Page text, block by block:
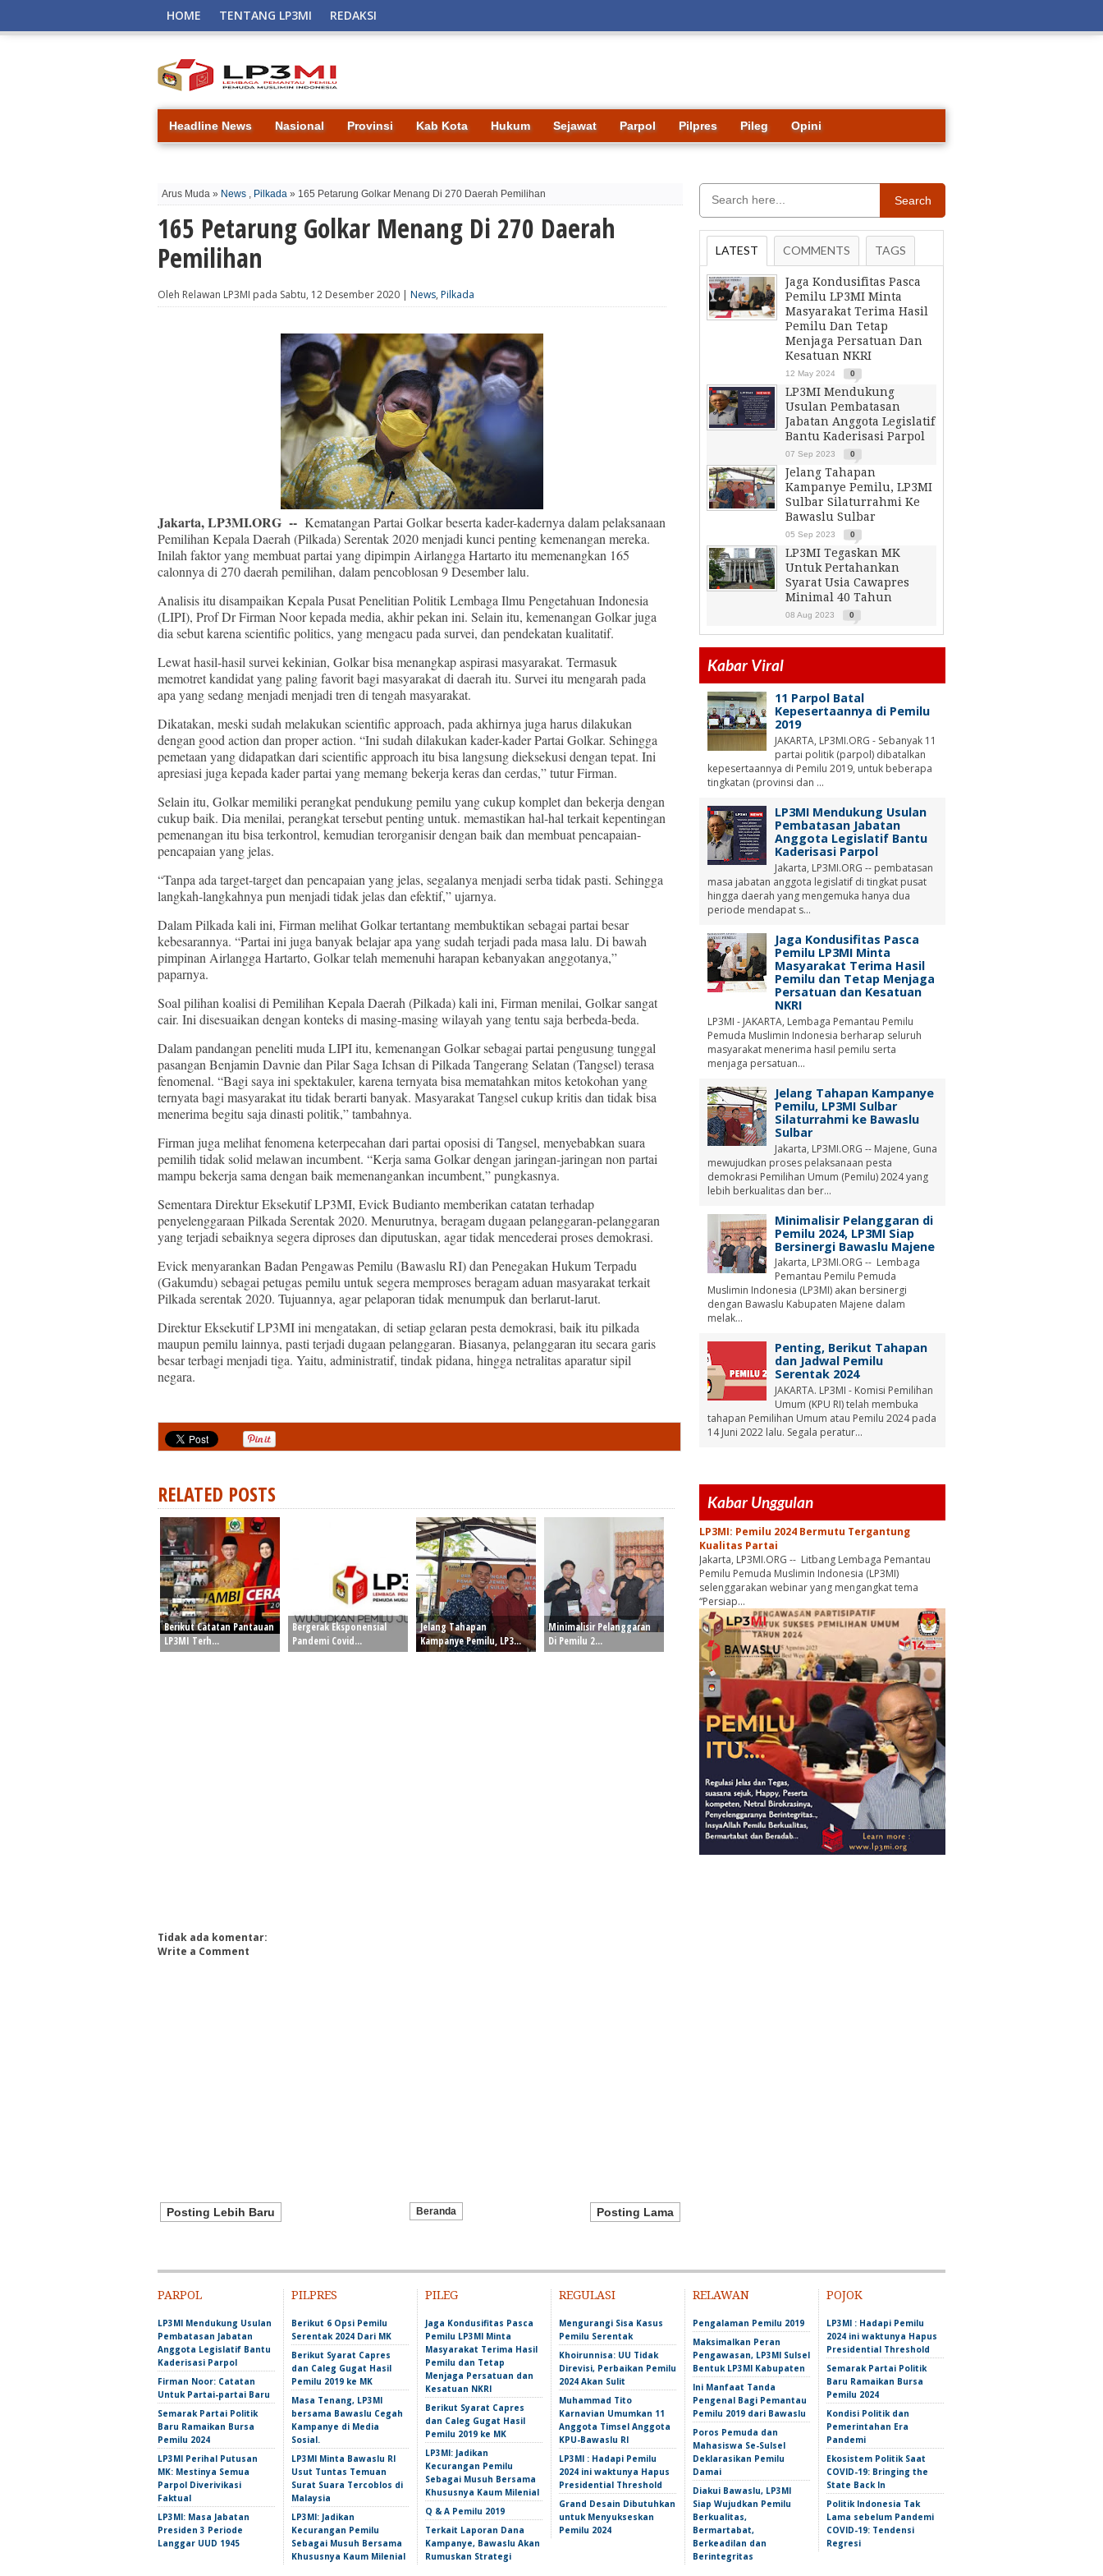
HOME TENTANG LP3MI REDAKSI
Headline News Nasional Provinsi Kab Kota Hukum Sejawat Parpol Pilpres Pileg Opini
Arus Muda » News , Pilkada » 165 Petarung Golkar Menang Di 270 Daerah Pemilihan
165 Petarung Golkar Menang Di 270 Daerah
Pemilihan
Oleh Relawan LP3MI pada Sabtu, 12 Desember 2020 | News, Pilkada
Jakarta, LP3MI.ORG -- Kematangan Partai Golkar beserta kader-kadernya dalam pelaksanaan
Pemilihan Kepala Daerah (Pilkada) Serentak 2020 menjadi kunci penting kemenangan mereka.
Inilah faktor yang membuat partai yang dipimpin Airlangga Hartarto itu memenangkan 165
calonnya di 270 daerah pemilihan, dalam pencoblosan 9 Desember lalu.
Analisis itu disampaikan Kepala Pusat Penelitian Politik Lembaga Ilmu Pengetahuan Indonesia
(LIPI), Prof Dr Firman Noor kepada media, akhir pekan ini. Selain itu, kemenangan Golkar juga
dia sebut karena scientific politics, yang mengacu pada survei, dan pendekatan kualitatif.
Lewat hasil-hasil survei kekinian, Golkar bisa menangkap aspirasi masyarakat. Termasuk
memotret kandidat yang paling favorit bagi masyarakat di daerah itu. Survei itu mengarah pada
apa yang sedang menjadi menjadi tren di tengah masyarakat.
Dikatakan, meski sudah melakukan scientific approach, pada akhirnya juga harus dilakukan
dengan good action dan proper action. “Ini sudah dilakukan kader-kader Partai Golkar. Sehingga
pemetaan yang didapatkan dari scientific approach itu bisa langsung dieksekusi dengan tepat. Ini
apresiasi juga kepada kader partai yang memang bekerja keras dan cerdas,” tutur Firman.
Selain itu, Golkar memiliki perangkat pendukung pemilu yang cukup komplet dan bekerja dengan
cukup baik. Dia menilai, perangkat tersebut penting untuk. memastikan hal-hal terkait kepentingan
pemenangan itu bisa terkontrol, kemudian terorganisir dengan baik dan membuat pencapaian-
pencapaian yang jelas.
“Tanpa ada target-target dan pencapaian yang jelas, segalanya menjadi serba tidak pasti. Sehingga
langkah-langkahnya pun menjadi tidak jelas dan efektif,” ujarnya.
Dalam Pilkada kali ini, Firman melihat Golkar tertantang membuktikan sebagai partai besar
kebesarannya. “Partai ini juga banyak belajar apa yang sudah terjadi pada masa lalu. Di bawah
pimpinan Airlangga Hartarto, Golkar telah memenuhi harapan kebanyakan anggotanya,”
paparnya.
Soal pilihan koalisi di Pemilihan Kepala Daerah (Pilkada) kali ini, Firman menilai, Golkar sangat
cair. Ini disesuaikan dengan konteks di masing-masing wilayah yang tentu saja berbeda-beda.
Dalam pandangan peneliti muda LIPI itu, kemenangan Golkar sebagai partai pengusung tunggal
pasangan Benjamin Davnie dan Pilar Saga Ichsan di Pilkada Tangerang Selatan (Tangsel) terasa
fenomenal. “Bagi saya ini spektakuler, karena ternyata bisa mematahkan mitos ketokohan yang
ternyata bagi masyarakat itu tidak berarti banyak. Masyarakat Tangsel cukup kritis dan tidak bisa
menerima begitu saja dinasti politik,” tambahnya.
Firman juga melihat fenomena keterpecahan dari partai oposisi di Tangsel, menyebabkan suara
pemilih tidak solid melawan incumbent. “Kerja sama Golkar dengan jaringan-jaringan non partai
mampu bekerja sama dengan baik memenangankan incumbent,” pungkasnya.
Sementara Direktur Eksekutif LP3MI, Evick Budianto memberikan catatan terhadap
penyelenggaraan Pilkada Serentak 2020. Menurutnya, beragam dugaan pelanggaran-pelanggaran
yang terjadi sebaiknya segera diproses dan diputuskan, agar tidak mencederai proses demokrasi.
Evick menyarankan Badan Pengawas Pemilu (Bawaslu RI) dan Penegakan Hukum Terpadu
(Gakumdu) sebagai petugas pemilu untuk segera memproses beragam aduan masyarakat terkait
Pilkada serentak 2020. Tujuannya, agar pelaporan tidak menumpuk dan berlarut-larut.
Direktur Eksekutif LP3MI ini mengatakan, di setiap gelaran pesta demokrasi, baik itu pilkada
maupun pemilu lainnya, pasti terjadi dugaan pelanggaran. Biasanya, pelanggaran itu secara garis
besar terbagi menjadi tiga. Yaitu, administratif, tindak pidana, hingga netralitas aparatur sipil
negara.
RELATED POSTS
Berikut Catatan Pantauan
LP3MI Terh...
Bergerak Eksponensial
Pandemi Covid...
Jelang Tahapan
Kampanye Pemilu, LP3...
Minimalisir Pelanggaran
Di Pemilu 2...
Tidak ada komentar:
Write a Comment
Posting Lebih Baru Posting Lama
Beranda
Search
LATEST COMMENTS TAGS
Jaga Kondusifitas Pasca
Pemilu LP3MI Minta
Masyarakat Terima Hasil
Pemilu Dan Tetap
Menjaga Persatuan Dan
Kesatuan NKRI
12 May 2024 0
LP3MI Mendukung
Usulan Pembatasan
Jabatan Anggota Legislatif
Bantu Kaderisasi Parpol
07 Sep 2023 0
Jelang Tahapan
Kampanye Pemilu, LP3MI
Sulbar Silaturrahmi Ke
Bawaslu Sulbar
05 Sep 2023 0
LP3MI Tegaskan MK
Untuk Pertahankan
Syarat Usia Cawapres
Minimal 40 Tahun
08 Aug 2023 0
Kabar Viral
11 Parpol Batal
Kepesertaannya di Pemilu
2019
JAKARTA, LP3MI.ORG - Sebanyak 11
partai politik (parpol) dibatalkan
kepesertaannya di Pemilu 2019, untuk beberapa
tingkatan (provinsi dan ...
LP3MI Mendukung Usulan
Pembatasan Jabatan
Anggota Legislatif Bantu
Kaderisasi Parpol
Jakarta, LP3MI.ORG -- pembatasan
masa jabatan anggota legislatif di tingkat pusat
hingga daerah yang mengemuka hanya dua
periode mendapat s...
Jaga Kondusifitas Pasca
Pemilu LP3MI Minta
Masyarakat Terima Hasil
Pemilu dan Tetap Menjaga
Persatuan dan Kesatuan
NKRI
LP3MI - JAKARTA, Lembaga Pemantau Pemilu
Pemuda Muslimin Indonesia berharap seluruh
masyarakat menerima hasil pemilu serta
menjaga persatuan...
Jelang Tahapan Kampanye
Pemilu, LP3MI Sulbar
Silaturrahmi ke Bawaslu
Sulbar
Jakarta, LP3MI.ORG -- Majene, Guna
mewujudkan proses pelaksanaan pesta
demokrasi Pemilihan Umum (Pemilu) 2024 yang
lebih berkualitas dan ber...
Minimalisir Pelanggaran di
Pemilu 2024, LP3MI Siap
Bersinergi Bawaslu Majene
Jakarta, LP3MI.ORG -- Lembaga
Pemantau Pemilu Pemuda
Muslimin Indonesia (LP3MI) akan bersinergi
dengan Bawaslu Kabupaten Majene dalam
melak...
Penting, Berikut Tahapan
dan Jadwal Pemilu
Serentak 2024
JAKARTA. LP3MI - Komisi Pemilihan
Umum (KPU RI) telah membuka
tahapan Pemilihan Umum atau Pemilu 2024 pada
14 Juni 2022 lalu. Segala peratur...
Kabar Unggulan
LP3MI: Pemilu 2024 Bermutu Tergantung
Kualitas Partai
Jakarta, LP3MI.ORG -- Litbang Lembaga Pemantau
Pemilu Pemuda Muslimin Indonesia (LP3MI)
selenggarakan webinar yang mengangkat tema
“Persiap...
PARPOL
LP3MI Mendukung Usulan
Pembatasan Jabatan
Anggota Legislatif Bantu
Kaderisasi Parpol
Firman Noor: Catatan
Untuk Partai-partai Baru
Semarak Partai Politik
Baru Ramaikan Bursa
Pemilu 2024
LP3MI Perihal Putusan
MK: Mestinya Semua
Parpol Diverivikasi
Faktual
LP3MI: Masa Jabatan
Presiden 3 Periode
Langgar UUD 1945
PILPRES
Berikut 6 Opsi Pemilu
Serentak 2024 Dari MK
Berikut Syarat Capres
dan Caleg Gugat Hasil
Pemilu 2019 ke MK
Masa Tenang, LP3MI
bersama Bawaslu Cegah
Kampanye di Media
Sosial.
LP3MI Minta Bawaslu RI
Usut Tuntas Temuan
Surat Suara Tercoblos di
Malaysia
LP3MI: Jadikan
Kecurangan Pemilu
Sebagai Musuh Bersama
Khususnya Kaum Milenial
PILEG
Jaga Kondusifitas Pasca
Pemilu LP3MI Minta
Masyarakat Terima Hasil
Pemilu dan Tetap
Menjaga Persatuan dan
Kesatuan NKRI
Berikut Syarat Capres
dan Caleg Gugat Hasil
Pemilu 2019 ke MK
LP3MI: Jadikan
Kecurangan Pemilu
Sebagai Musuh Bersama
Khususnya Kaum Milenial
Q & A Pemilu 2019
Terkait Laporan Dana
Kampanye, Bawaslu Akan
Rumuskan Strategi
REGULASI
Mengurangi Sisa Kasus
Pemilu Serentak
Khoirunnisa: UU Tidak
Direvisi, Perbaikan Pemilu
2024 Akan Sulit
Muhammad Tito
Karnavian Umumkan 11
Anggota Timsel Anggota
KPU-Bawaslu RI
LP3MI : Hadapi Pemilu
2024 ini waktunya Hapus
Presidential Threshold
Grand Desain Dibutuhkan
untuk Menyukseskan
Pemilu 2024
RELAWAN
Pengalaman Pemilu 2019
Maksimalkan Peran
Pengawasan, LP3MI Sulsel
Bentuk LP3MI Kabupaten
Ini Manfaat Tanda
Pengenal Bagi Pemantau
Pemilu 2019 dari Bawaslu
Poros Pemuda dan
Mahasiswa Se-Sulsel
Deklarasikan Pemilu
Damai
Diakui Bawaslu, LP3MI
Siap Wujudkan Pemilu
Berkualitas,
Bermartabat,
Berkeadilan dan
Berintegritas
POJOK
LP3MI : Hadapi Pemilu
2024 ini waktunya Hapus
Presidential Threshold
Semarak Partai Politik
Baru Ramaikan Bursa
Pemilu 2024
Kondisi Politik dan
Pemerintahan Era
Pandemi
Ekosistem Politik Saat
COVID-19: Bringing the
State Back In
Politik Indonesia Tak
Lama sebelum Pandemi
COVID-19: Tendensi
Regresi